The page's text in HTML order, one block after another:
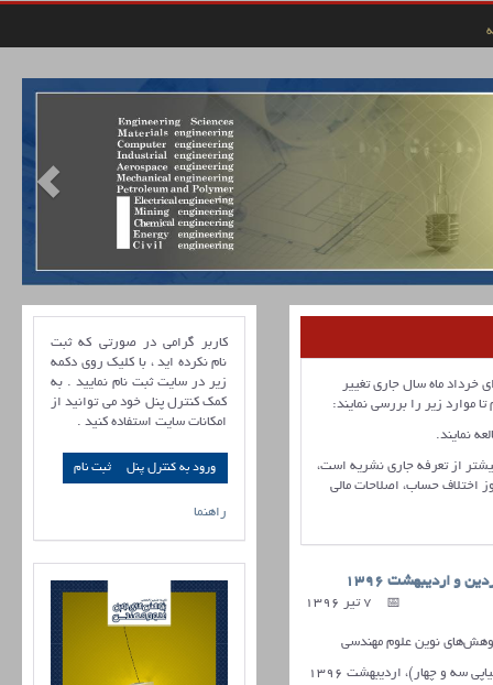
خرداد ماه سال جاری تغییر
موارد زیر را بررسی نمایند:
نمایند.
از تعرفه جاری نشریه است،
اختلاف حساب، اصلاحات مالی
و اردیبهشت 1396
7 تیر 1396
نوین علوم مهندسی
کاربر گرامی در صورتی که ثبت
نام نکرده اید ، با کلیک روی دکمه
زیر در سایت ثبت نام نمایید . به
کمک کنترل پنل خود می توانید از
امکانات سایت استفاده کنید .
ورود به کنترل پنل
راهنما